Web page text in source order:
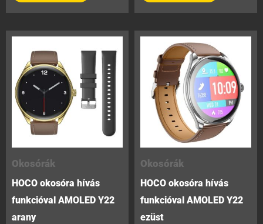
Okosórák
HOCO okosóra hívás
funkcióval AMOLED Y22
arany
Okosórák
HOCO okosóra hívás
funkcióval AMOLED Y22
ezüst